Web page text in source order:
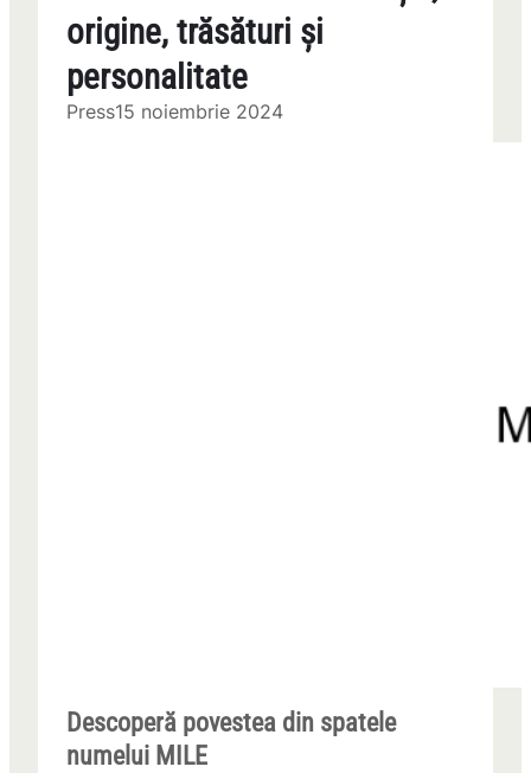
origine, trăsături și
personalitate
Press15 noiembrie 2024
Descoperă povestea din spatele
numelui MILE